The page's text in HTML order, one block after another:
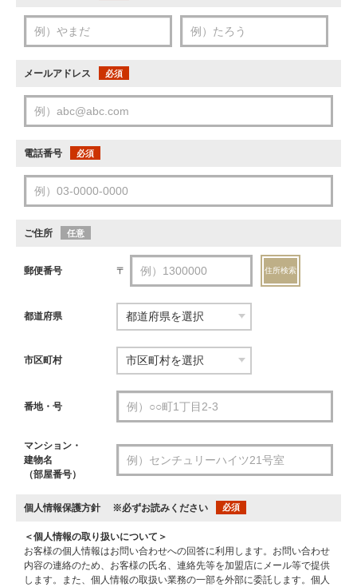
メールアドレス 必須
電話番号 必須
ご住所 任意
郵便番号 〒 住所検索
都道府県
市区町村
番地・号
マンション・
建物名
（部屋番号）
個人情報保護方針 ※必ずお読みください 必須
＜個人情報の取り扱いについて＞
お客様の個人情報はお問い合わせへの回答に利用します。お問い合わせ
内容の連絡のため、お客様の氏名、連絡先等を加盟店にメール等で提供
します。また、個人情報の取扱い業務の一部を外部に委託します。個人